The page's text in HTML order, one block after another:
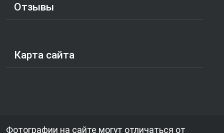
Отзывы
Карта сайта
Фотографии на сайте могут отличаться от